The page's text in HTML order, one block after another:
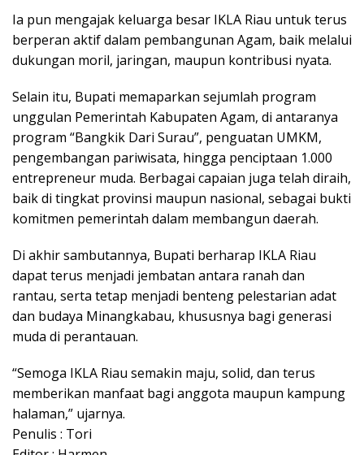
Ia pun mengajak keluarga besar IKLA Riau untuk terus
berperan aktif dalam pembangunan Agam, baik melalui
dukungan moril, jaringan, maupun kontribusi nyata.
Selain itu, Bupati memaparkan sejumlah program
unggulan Pemerintah Kabupaten Agam, di antaranya
program “Bangkik Dari Surau”, penguatan UMKM,
pengembangan pariwisata, hingga penciptaan 1.000
entrepreneur muda. Berbagai capaian juga telah diraih,
baik di tingkat provinsi maupun nasional, sebagai bukti
komitmen pemerintah dalam membangun daerah.
Di akhir sambutannya, Bupati berharap IKLA Riau
dapat terus menjadi jembatan antara ranah dan
rantau, serta tetap menjadi benteng pelestarian adat
dan budaya Minangkabau, khususnya bagi generasi
muda di perantauan.
“Semoga IKLA Riau semakin maju, solid, dan terus
memberikan manfaat bagi anggota maupun kampung
halaman,” ujarnya.
Penulis : Tori